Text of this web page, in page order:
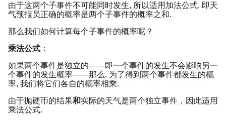
由于这两个子事件不可能同时发生, 所以适用加法公式. 即天
气预报员正确的概率是两个子事件的概率之和.
那么我们如何计算每个子事件的概率呢？
乘法公式 ：
如果两个事件是独立的——即一个事件的发生不会影响另一
个事件的发生概率——那么, 为了得到两个事件都发生的概
率, 我们将它们各自的概率相乘.
由于抛硬币的结果和实际的天气是两个独立事件，因此适用
乘法公式.